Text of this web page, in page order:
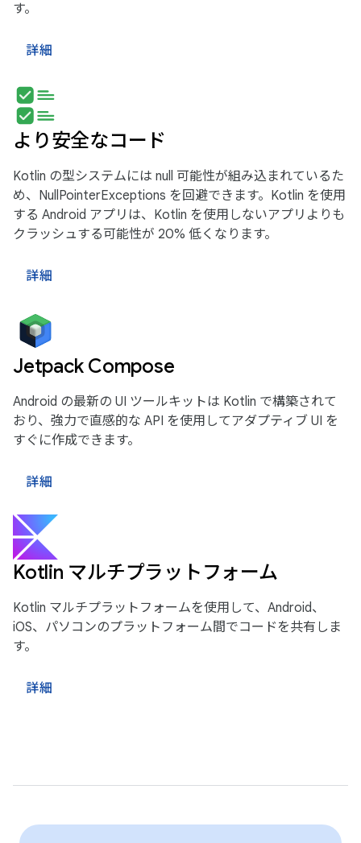
す。
詳細
より安全なコード
Kotlin の型システムには null 可能性が組み込まれているた
め、NullPointerExceptions を回避できます。Kotlin を使用
する Android アプリは、Kotlin を使用しないアプリよりも
クラッシュする可能性が 20% 低くなります。
詳細
Jetpack Compose
Android の最新の UI ツールキットは Kotlin で構築されて
おり、強力で直感的な API を使用してアダプティブ UI を
すぐに作成できます。
詳細
Kotlin マルチプラットフォーム
Kotlin マルチプラットフォームを使用して、Android、
iOS、パソコンのプラットフォーム間でコードを共有しま
す。
詳細